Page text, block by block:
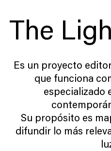
The
Es un proyecto
que funciona
especializado
Su propósito es
difundir lo más